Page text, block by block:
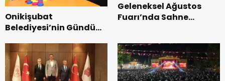
Onikişubat
Belediyesi’nin Gündüz
dönemin ön kayıtları
başladı.
Geleneksel Ağustos
Fuarı’nda Sahne